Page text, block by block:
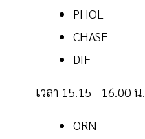
PHOL
CHASE
DIF
เวลา 15.15 - 16.00 น.
ORN